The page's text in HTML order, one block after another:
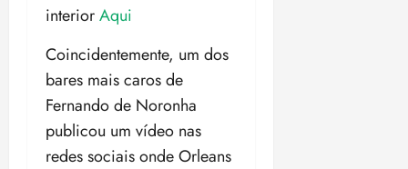
interiorAqui
Coincidentemente, um dos
bares mais caros de
Fernando de Noronha
publicou um vídeo nas
redes sociais onde Orleans